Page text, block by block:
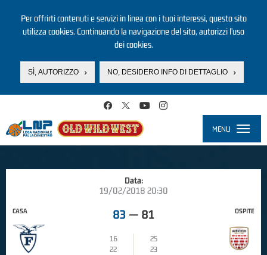
Per offrirti contenuti e servizi in linea con i tuoi interessi, questo sito
utilizza cookies. Continuando la navigazione del sito, autorizzi l’uso
dei cookies.
SÌ, AUTORIZZO NO, DESIDERO INFO DI DETTAGLIO
MENU
Data:
19/02/2018 20:30
CASA 83 — 81
16
25
22
23
OSPITE